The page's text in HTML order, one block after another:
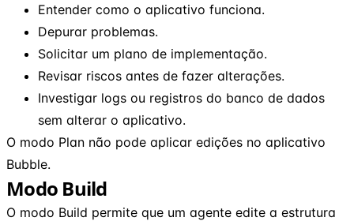
Entender como o aplicativo funciona.
Depurar problemas.
Solicitar um plano de implementação.
Revisar riscos antes de fazer alterações.
Investigar logs ou registros do banco de dados
sem alterar o aplicativo.
O modo Plan não pode aplicar edições no aplicativo
Bubble.
Modo Build
O modo Build permite que um agente edite a estrutura